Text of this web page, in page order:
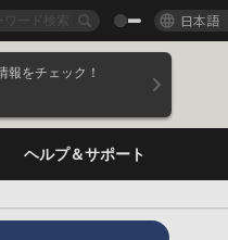
日本語
報をチェック！
ヘルプ＆サポート